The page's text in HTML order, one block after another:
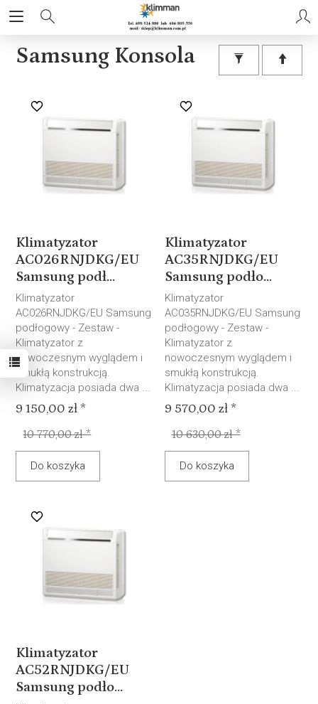
Samsung Konsola
Klimatyzator
AC026RNJDKG/EU
Samsung podł...
Klimatyzator
AC026RNJDKG/EU Samsung
podłogowy - Zestaw -
Klimatyzator z
nowoczesnym wyglądem i
smukłą konstrukcją.
Klimatyzacja posiada dwa ...
9 150,00 zł *
10 770,00 zł *
Do koszyka
Klimatyzator
AC35RNJDKG/EU
Samsung podło...
Klimatyzator
AC035RNJDKG/EU Samsung
podłogowy - Zestaw -
Klimatyzator z
nowoczesnym wyglądem i
smukłą konstrukcją.
Klimatyzacja posiada dwa ...
9 570,00 zł *
10 630,00 zł *
Do koszyka
Klimatyzator
AC52RNJDKG/EU
Samsung podło...